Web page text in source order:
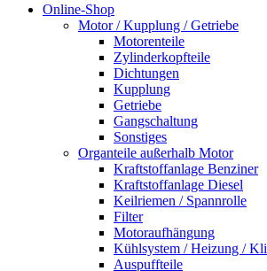
Online-Shop
Motor / Kupplung / Getriebe
Motorenteile
Zylinderkopfteile
Dichtungen
Kupplung
Getriebe
Gangschaltung
Sonstiges
Organteile außerhalb Motor
Kraftstoffanlage Benziner
Kraftstoffanlage Diesel
Keilriemen / Spannrolle
Filter
Motoraufhängung
Kühlsystem / Heizung /
Auspuffteile